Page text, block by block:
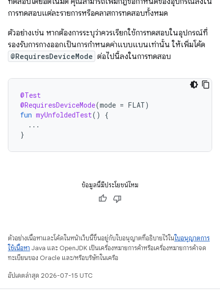
การทดสอบแต่ละรายการหรือคลาสการทดสอบทั้งหมด
ตัวอย่างเช่น หากต้องการระบุว่าควรเรียกใช้การทดสอบในอุปกรณ์ที่
รองรับการกางออกเป็นการกำหนดค่าแบบแบนเท่านั้น ให้เพิ่มโค้ด
@RequiresDeviceMode ต่อไปนี้ลงในการทดสอบ
@Test
@RequiresDeviceMode(mode = FLAT)
fun myUnfoldedTest()
{
...
}
ข้อมูลนี้มีประโยชน์ไหม
ตัวอย่างเนื้อหาและโค้ดในหน้าเว็บนี้ขึ้นอยู่กับใบอนุญาตที่อธิบายไว้ในใบอนุญาตการ
ใช้เนื้อหา Java และ OpenJDK เป็นเครื่องหมายการค้าหรือเครื่องหมายการค้าจด
ทะเบียนของ Oracle และ/หรือบริษัทในเครือ
อัปเดตล่าสุด 2026-07-15 UTC